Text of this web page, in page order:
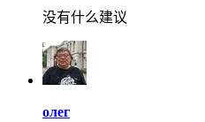
没有什么建议
олег